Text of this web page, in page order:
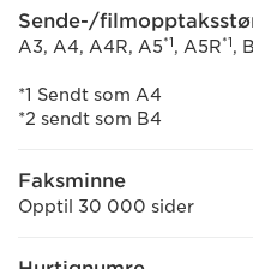
Sende-/
A3, A4, A4R, A5*1, A5R*1,
*1 Sendt som A4
*2 sendt som B4
Faksminne
Opptil 30 000 sider